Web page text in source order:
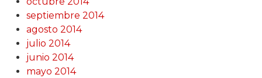
septiembre 2014
agosto 2014
julio 2014
junio 2014
mayo 2014